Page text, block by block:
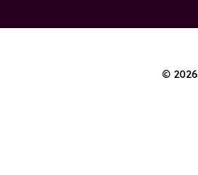
© 2026